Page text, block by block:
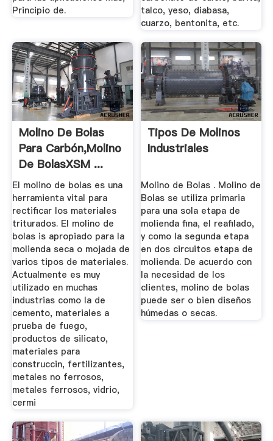
Principio de.
talco, yeso, diabasa,
cuarzo, bentonita, etc.
Molino De Bolas
Para Carbón,Molino
De BolasXSM ...
El molino de bolas es una
herramienta vital para
rectificar los materiales
triturados. El molino de
bolas is apropiado para la
molienda seca o mojada de
varios tipos de materiales.
Actualmente es muy
utilizado en muchas
industrias como la de
cemento, materiales a
prueba de fuego,
productos de silicato,
materiales para
construccin, fertilizantes,
metales no ferrosos,
metales ferrosos, vidrio,
cermi
Tipos De Molinos
Industriales
Molino de Bolas . Molino de
Bolas se utiliza primaria
para una sola etapa de
molienda fina, el reafilado,
y como la segunda etapa
en dos circuitos etapa de
molienda. De acuerdo con
la necesidad de los
clientes, molino de bolas
puede ser o bien diseños
húmedas o secas.